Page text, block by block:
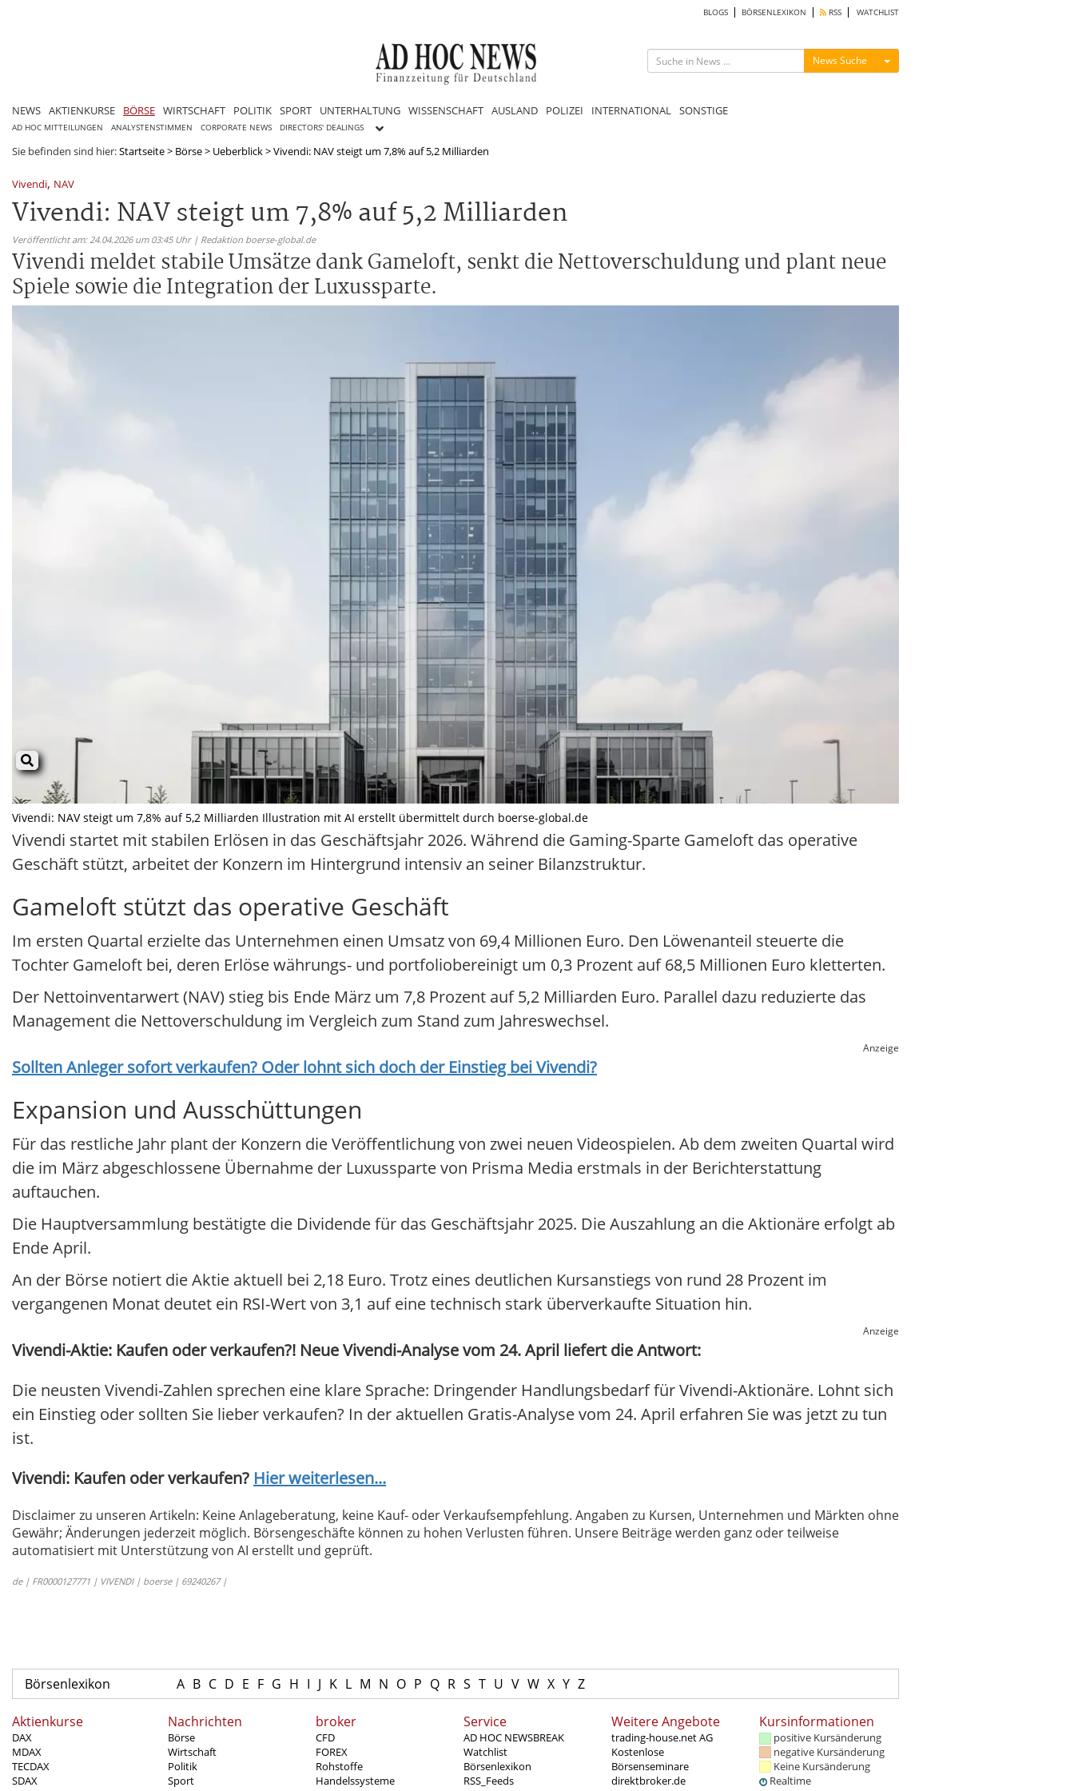
BLOGS BÖRSENLEXIKON RSS WATCHLIST
News Suche Menü ein-/ausblenden
NEWS AKTIENKURSE BÖRSE WIRTSCHAFT POLITIK SPORT UNTERHALTUNG WISSENSCHAFT AUSLAND POLIZEI INTERNATIONAL SONSTIGE
AD HOC MITTEILUNGEN ANALYSTENSTIMMEN CORPORATE NEWS DIRECTORS' DEALINGS
Sie befinden sind hier:Startseite> Börse> Ueberblick>Vivendi: NAV steigt um 7,8% auf 5,2 Milliarden
Vivendi, NAV
Vivendi: NAV steigt um 7,8% auf 5,2 Milliarden
Veröffentlicht am: 24.04.2026 um 03:45 Uhr | Redaktion boerse-global.de
Vivendi meldet stabile Umsätze dank Gameloft, senkt die Nettoverschuldung und plant neue
Spiele sowie die Integration der Luxussparte.
Vivendi: NAV steigt um 7,8% auf 5,2 Milliarden Illustration mit AI erstellt übermittelt durch boerse-global.de
Vivendi startet mit stabilen Erlösen in das Geschäftsjahr 2026. Während die Gaming-Sparte Gameloft das operative
Geschäft stützt, arbeitet der Konzern im Hintergrund intensiv an seiner Bilanzstruktur.
Gameloft stützt das operative Geschäft
Im ersten Quartal erzielte das Unternehmen einen Umsatz von 69,4 Millionen Euro. Den Löwenanteil steuerte die
Tochter Gameloft bei, deren Erlöse währungs- und portfoliobereinigt um 0,3 Prozent auf 68,5 Millionen Euro kletterten.
Der Nettoinventarwert (NAV) stieg bis Ende März um 7,8 Prozent auf 5,2 Milliarden Euro. Parallel dazu reduzierte das
Management die Nettoverschuldung im Vergleich zum Stand zum Jahreswechsel.
Anzeige
Sollten Anleger sofort verkaufen? Oder lohnt sich doch der Einstieg beiVivendi?
Expansion und Ausschüttungen
Für das restliche Jahr plant der Konzern die Veröffentlichung von zwei neuen Videospielen. Ab dem zweiten Quartal wird
die im März abgeschlossene Übernahme der Luxussparte von Prisma Media erstmals in der Berichterstattung
auftauchen.
Die Hauptversammlung bestätigte die Dividende für das Geschäftsjahr 2025. Die Auszahlung an die Aktionäre erfolgt ab
Ende April.
An der Börse notiert die Aktie aktuell bei 2,18 Euro. Trotz eines deutlichen Kursanstiegs von rund 28 Prozent im
vergangenen Monat deutet ein RSI-Wert von 3,1 auf eine technisch stark überverkaufte Situation hin.
Anzeige
Vivendi-Aktie: Kaufen oder verkaufen?! Neue Vivendi-Analyse vom 24. April liefert die Antwort:
Die neusten Vivendi-Zahlen sprechen eine klare Sprache: Dringender Handlungsbedarf für Vivendi-Aktionäre. Lohnt sich
ein Einstieg oder sollten Sie lieber verkaufen? In der aktuellen Gratis-Analyse vom 24. April erfahren Sie was jetzt zu tun
ist.
Vivendi: Kaufen oder verkaufen? Hier weiterlesen...
Disclaimer zu unseren Artikeln: Keine Anlageberatung, keine Kauf- oder Verkaufsempfehlung. Angaben zu Kursen, Unternehmen und Märkten ohne
Gewähr; Änderungen jederzeit möglich. Börsengeschäfte können zu hohen Verlusten führen. Unsere Beiträge werden ganz oder teilweise
automatisiert mit Unterstützung von AI erstellt und geprüft.
de | FR0000127771 | VIVENDI | boerse | 69240267 |
Börsenlexikon A B C D E F G H I J K L M N O P Q R S T U V W X Y Z
Aktienkurse
DAX
MDAX
TECDAX
SDAX
Nachrichten
Börse
Wirtschaft
Politik
Sport
broker
CFD
FOREX
Rohstoffe
Handelssysteme
Service
AD HOC NEWSBREAK
Watchlist
Börsenlexikon
RSS_Feeds
Weitere Angebote
trading-house.net AG
Kostenlose
Börsenseminare
direktbroker.de
Kursinformationen
positive Kursänderung
negative Kursänderung
Keine Kursänderung
Realtime